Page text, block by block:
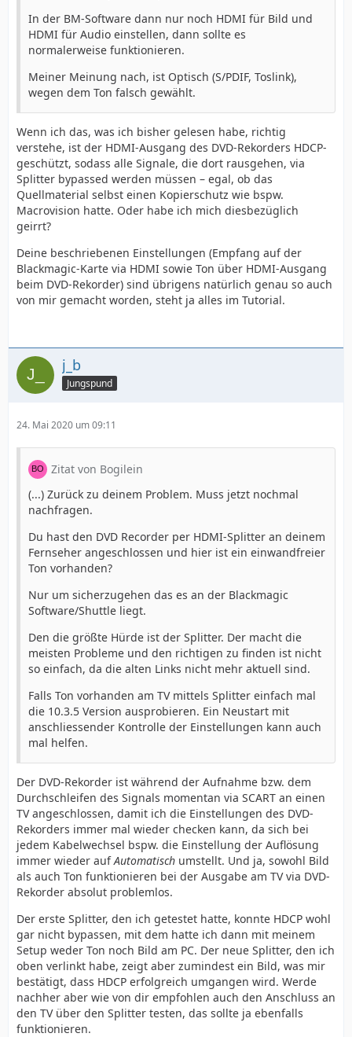
In der BM-Software dann nur noch HDMI für Bild und
HDMI für Audio einstellen, dann sollte es
normalerweise funktionieren.
Meiner Meinung nach, ist Optisch (S/PDIF, Toslink),
wegen dem Ton falsch gewählt.
Wenn ich das, was ich bisher gelesen habe, richtig
verstehe, ist der HDMI-Ausgang des DVD-Rekorders HDCP-
geschützt, sodass alle Signale, die dort rausgehen, via
Splitter bypassed werden müssen – egal, ob das
Quellmaterial selbst einen Kopierschutz wie bspw.
Macrovision hatte. Oder habe ich mich diesbezüglich
geirrt?
Deine beschriebenen Einstellungen (Empfang auf der
Blackmagic-Karte via HDMI sowie Ton über HDMI-Ausgang
beim DVD-Rekorder) sind übrigens natürlich genau so auch
von mir gemacht worden, steht ja alles im Tutorial.
j_b
Jungspund
24. Mai 2020 um 09:11
Zitat von Bogilein
(...) Zurück zu deinem Problem. Muss jetzt nochmal
nachfragen.
Du hast den DVD Recorder per HDMI-Splitter an deinem
Fernseher angeschlossen und hier ist ein einwandfreier
Ton vorhanden?
Nur um sicherzugehen das es an der Blackmagic
Software/Shuttle liegt.
Den die größte Hürde ist der Splitter. Der macht die
meisten Probleme und den richtigen zu finden ist nicht
so einfach, da die alten Links nicht mehr aktuell sind.
Falls Ton vorhanden am TV mittels Splitter einfach mal
die 10.3.5 Version ausprobieren. Ein Neustart mit
anschliessender Kontrolle der Einstellungen kann auch
mal helfen.
Der DVD-Rekorder ist während der Aufnahme bzw. dem
Durchschleifen des Signals momentan via SCART an einen
TV angeschlossen, damit ich die Einstellungen des DVD-
Rekorders immer mal wieder checken kann, da sich bei
jedem Kabelwechsel bspw. die Einstellung der Auflösung
immer wieder aufAutomatisch umstellt. Und ja, sowohl Bild
als auch Ton funktionieren bei der Ausgabe am TV via DVD-
Rekorder absolut problemlos.
Der erste Splitter, den ich getestet hatte, konnte HDCP wohl
gar nicht bypassen, mit dem hatte ich dann mit meinem
Setup weder Ton noch Bild am PC. Der neue Splitter, den ich
oben verlinkt habe, zeigt aber zumindest ein Bild, was mir
bestätigt, dass HDCP erfolgreich umgangen wird. Werde
nachher aber wie von dir empfohlen auch den Anschluss an
den TV über den Splitter testen, das sollte ja ebenfalls
funktionieren.